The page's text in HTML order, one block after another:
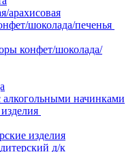
арахисовая
шоколада/печенья
конфет/шоколада/
начинками
изделия
д/к